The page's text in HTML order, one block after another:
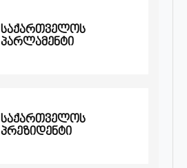
საქართველოს
პარლამენტი
საქართველოს
პრეზიდენტი